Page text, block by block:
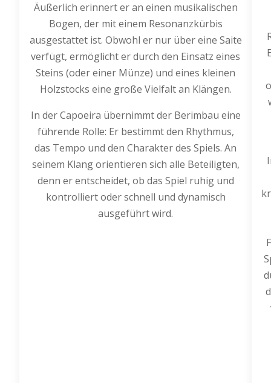
Äußerlich erinnert er an einen musikalischen
Bogen, der mit einem Resonanzkürbis
ausgestattet ist. Obwohl er nur über eine Saite
verfügt, ermöglicht er durch den Einsatz eines
Steins (oder einer Münze) und eines kleinen
Holzstocks eine große Vielfalt an Klängen.
In der Capoeira übernimmt der Berimbau eine
führende Rolle: Er bestimmt den Rhythmus,
das Tempo und den Charakter des Spiels. An
seinem Klang orientieren sich alle Beteiligten,
denn er entscheidet, ob das Spiel ruhig und
kontrolliert oder schnell und dynamisch
ausgeführt wird.